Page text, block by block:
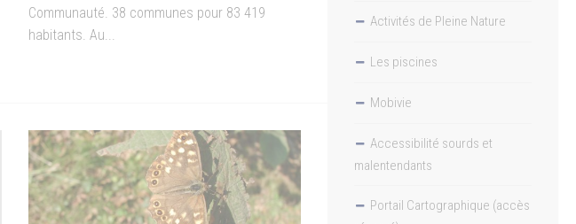
Communauté. 38 communes pour 83 419
habitants. Au...
Activités de Pleine Nature
Les piscines
Mobivie
Accessibilité sourds et
malentendants
Portail Cartographique (accès